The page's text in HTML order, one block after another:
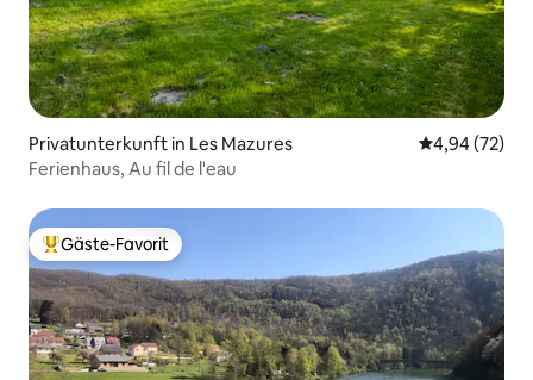
Privatunterkunft in Les Mazures
4,94 (72)
Ferienhaus, Au fil de l'eau
Beliebter Gäste-Favorit.
Gäste-Favorit